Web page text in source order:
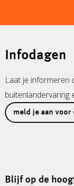
Infodagen
Laat je informeren
buitenlandervaring
meld je aan voor
Blijf op de